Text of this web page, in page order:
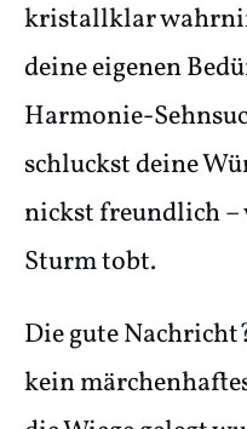
kristallklar
deine eigenen
Harmonie-
schluckst deine
nickst freundlich
Sturm tobt.
Die gute
kein